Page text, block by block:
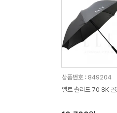
상품번호 : 849204
엘르 솔리드 70 8K 골